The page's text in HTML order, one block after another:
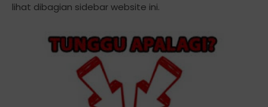
lihat dibagian sidebar website ini.